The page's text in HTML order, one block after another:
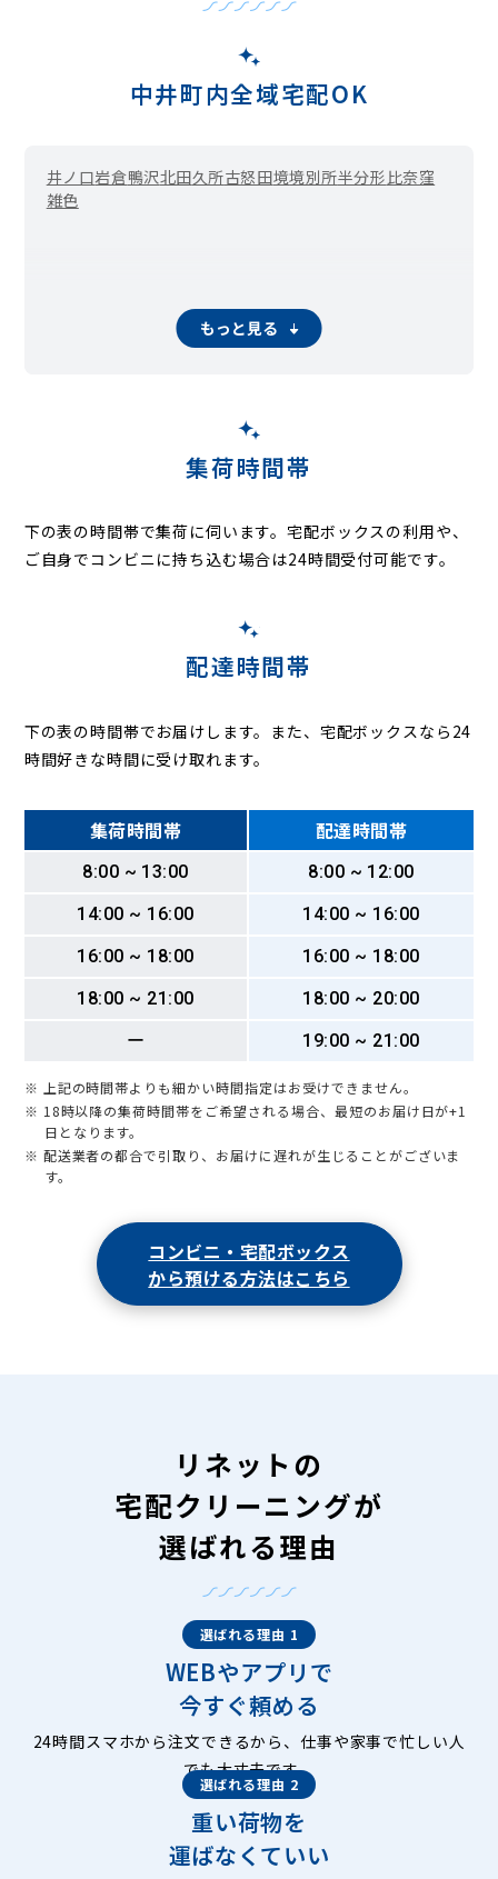
中井町内全域宅配OK
井ノ口岩倉鴨沢北田久所古怒田境境別所半分形 比奈窪
雑色
もっと見る
集荷時間帯
下の表の時間帯で集荷に伺います。宅配ボックスの利用や、
ご自身でコンビニに持ち込む場合は24時間受付可能です。
配達時間帯
下の表の時間帯でお届けします。また、宅配ボックスなら24
時間好きな時間に受け取れます。
集荷時間帯 配達時間帯
8:00 ~ 13:00
8:00 ~ 12:00
14:00 ~ 16:00
14:00 ~ 16:00
16:00 ~ 18:00
16:00 ~ 18:00
18:00 ~ 21:00
18:00 ~ 20:00
ー
19:00 ~ 21:00
※ 上記の時間帯よりも細かい時間指定はお受けできません。
※ 18時以降の集荷時間帯をご希望される場合、最短のお届け日が+1
日となります。
※ 配送業者の都合で引取り、お届けに遅れが生じることがございま
す。
コンビニ・宅配ボックス
から預ける方法はこちら
リネットの
宅配クリーニングが
選ばれる理由
選ばれる理由 1
WEBやアプリで
今すぐ頼める
24時間スマホから注文できるから、仕事や家事で忙しい人
でも大丈夫です。
選ばれる理由 2
重い荷物を
運ばなくていい